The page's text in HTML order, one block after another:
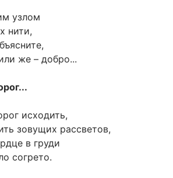
узлом
нити,
же – добро...
исходить,
зовущих рассветов,
в груди
согрето.